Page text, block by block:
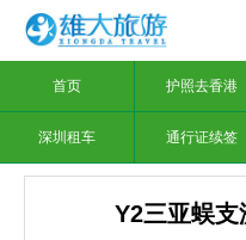
首页 护照去香港
深圳租车 通行证续签
Y2三亚蜈支